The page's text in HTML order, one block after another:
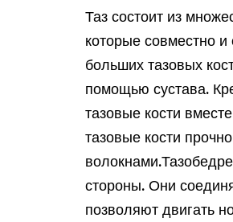
Таз состоит из
которые совместно
больших тазовых
помощью сустава.
тазовые кости
тазовые кости
волокнами.
стороны. Они
позволяют двигать